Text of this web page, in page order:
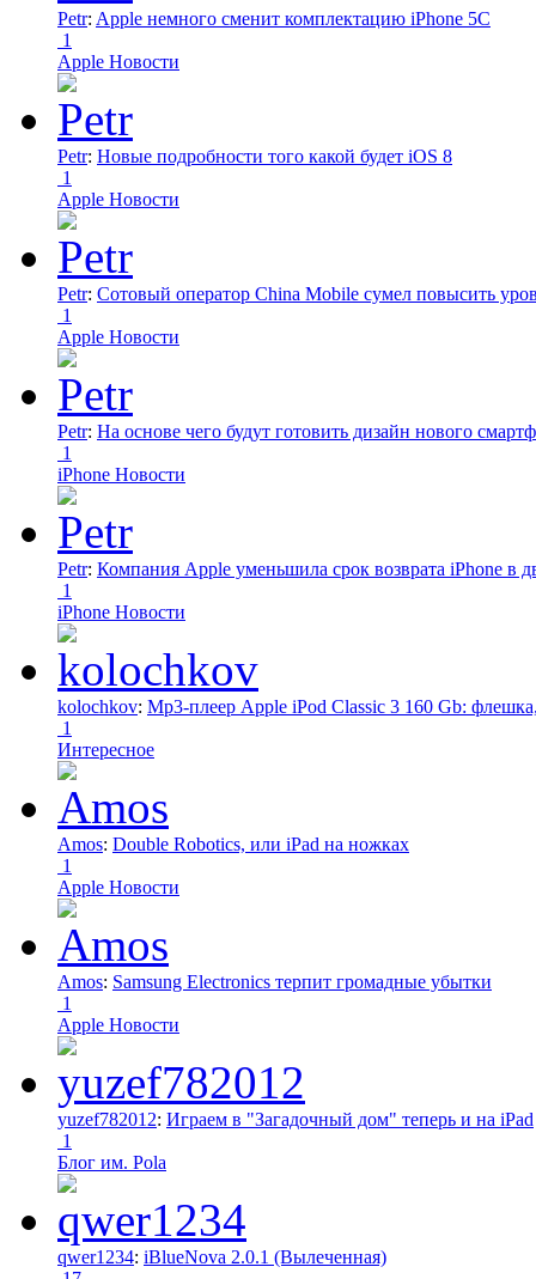
Petr: Apple немного сменит комплектацию iPhone 5C
1
Apple Новости
Petr: Новые подробности того какой будет iOS 8
1
Apple Новости
Petr: Сотовый оператор China Mobile сумел повысить
1
Apple Новости
Petr: На основе чего будут готовить дизайн нового
1
iPhone Новости
Petr: Компания Apple уменьшила срок возврата iPhone в
1
iPhone Новости
kolochkov: Mp3-плеер Apple iPod Classic 3 160 Gb:
1
Интересное
Amos: Double Robotics, или iPad на ножках
1
Apple Новости
Amos: Samsung Electronics терпит громадные убытки
1
Apple Новости
yuzef782012: Играем в "Загадочный дом" теперь и на iPad
1
Блог им. Pola
qwer1234: iBlueNova 2.0.1 (Вылеченная)